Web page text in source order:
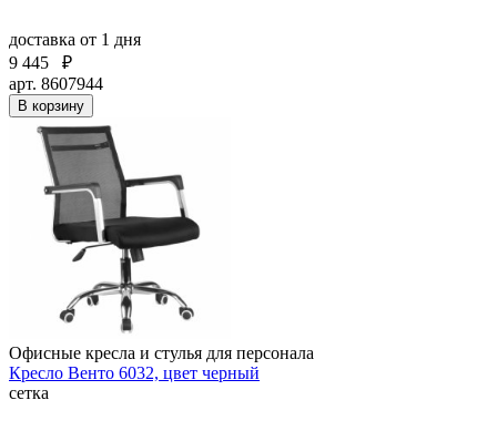
доставка от 1 дня
9 445
₽
арт. 8607944
В корзину
Офисные кресла и стулья для персонала
Кресло Венто 6032, цвет черный
сетка